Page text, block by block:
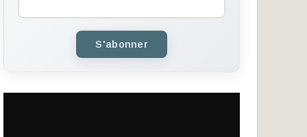
S'abonner